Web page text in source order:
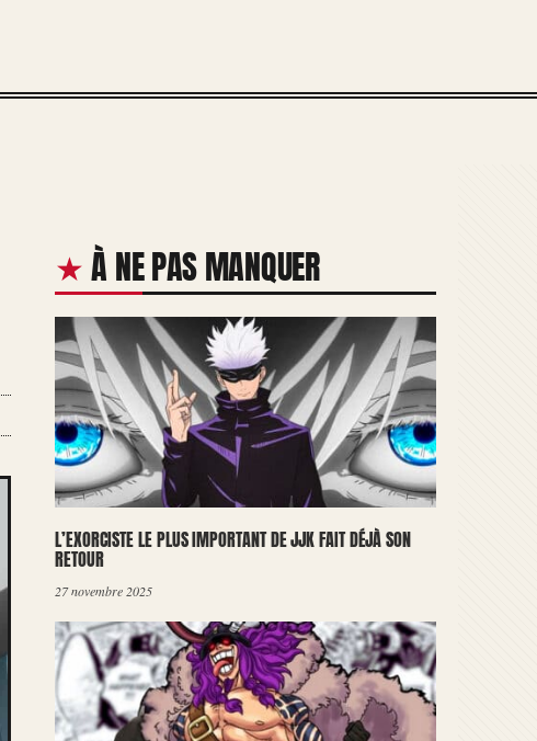
À NE PAS MANQUER
L’EXORCISTE LE PLUS IMPORTANT DE JJK FAIT DÉJÀ SON
RETOUR
27 novembre 2025